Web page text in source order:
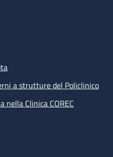
a strutture del Policlinico
nella Clinica COREC